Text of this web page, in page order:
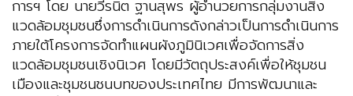
การฯ โดย นายวีรนิต ฐานสุพร ผู้อำนวยการกลุ่มงานสิ่ง
แวดล้อมชุมชนซึ่งการดำเนินการดังกล่าวเป็นการดำเนินการ
ภายใต้โครงการจัดทำแผนผังภูมินิเวศเพื่อจัดการสิ่ง
แวดล้อมชุมชนเชิงนิเวศ โดยมีวัตถุประสงค์เพื่อให้ชุมชน
เมืองและชุมชนชนบทของประเทศไทย มีการพัฒนาและ